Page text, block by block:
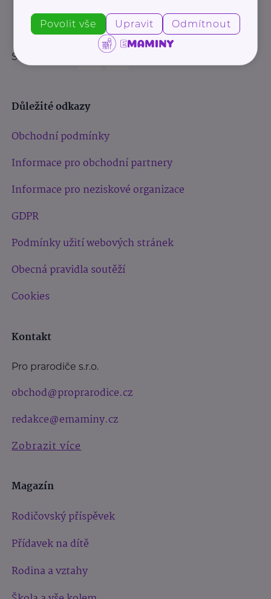
Sledujte nás:
Důležité odkazy
Obchodní podmínky
Informace pro obchodní partnery
Informace pro neziskové organizace
GDPR
Podmínky užití webových stránek
Obecná pravidla soutěží
Cookies
Kontakt
Pro prarodiče s.r.o.
obchod@proprarodice.cz
redakce@emaminy.cz
Zobrazit více
Magazín
Rodičovský příspěvek
Přídavek na dítě
Rodina a vztahy
Povolit vše Upravit Odmítnout